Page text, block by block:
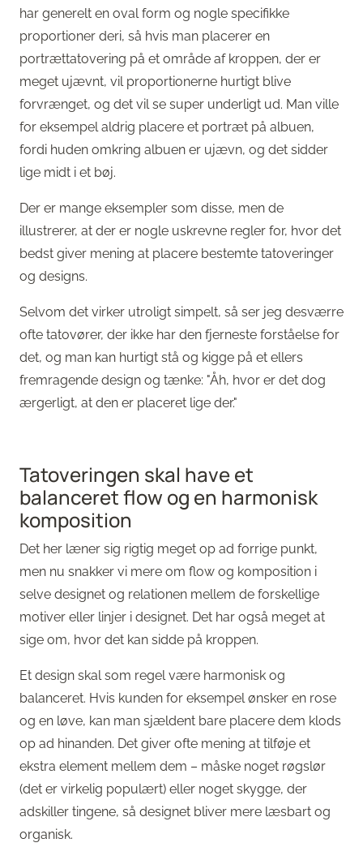
har generelt en oval form og nogle specifikke
proportioner deri, så hvis man placerer en
portrættatovering på et område af kroppen, der er
meget ujævnt, vil proportionerne hurtigt blive
forvrænget, og det vil se super underligt ud. Man ville
for eksempel aldrig placere et portræt på albuen,
fordi huden omkring albuen er ujævn, og det sidder
lige midt i et bøj.
Der er mange eksempler som disse, men de
illustrerer, at der er nogle uskrevne regler for, hvor det
bedst giver mening at placere bestemte tatoveringer
og designs.
Selvom det virker utroligt simpelt, så ser jeg desværre
ofte tatovører, der ikke har den fjerneste forståelse for
det, og man kan hurtigt stå og kigge på et ellers
fremragende design og tænke: "Åh, hvor er det dog
ærgerligt, at den er placeret lige der."
Tatoveringen skal have et
balanceret flow og en harmonisk
komposition
Det her læner sig rigtig meget op ad forrige punkt,
men nu snakker vi mere om flow og komposition i
selve designet og relationen mellem de forskellige
motiver eller linjer i designet. Det har også meget at
sige om, hvor det kan sidde på kroppen.
Et design skal som regel være harmonisk og
balanceret. Hvis kunden for eksempel ønsker en rose
og en løve, kan man sjældent bare placere dem klods
op ad hinanden. Det giver ofte mening at tilføje et
ekstra element mellem dem – måske noget røgslør
(det er virkelig populært) eller noget skygge, der
adskiller tingene, så designet bliver mere læsbart og
organisk.